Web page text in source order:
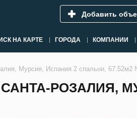
Добавить
НА КАРТЕ ГОРОДА КОМПАНИИ
Мурсия, Испания 2 спальни, 67.52м2
САНТА-РОЗАЛИЯ,